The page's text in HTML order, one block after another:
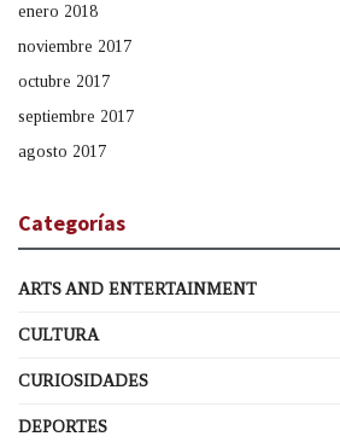
enero 2018
noviembre 2017
octubre 2017
septiembre 2017
agosto 2017
Categorías
ARTS AND ENTERTAINMENT
CULTURA
CURIOSIDADES
DEPORTES